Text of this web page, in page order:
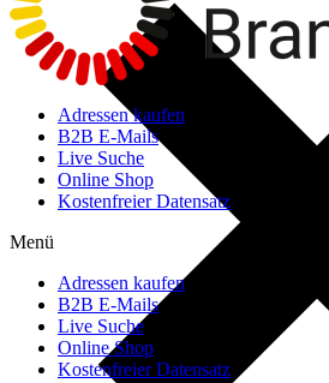
Adressen kaufen
B2B E-Mails
Live Suche
Online Shop
Kostenfreier Datensatz
Menü
Adressen kaufen
B2B E-Mails
Live Suche
Online Shop
Kostenfreier Datensatz